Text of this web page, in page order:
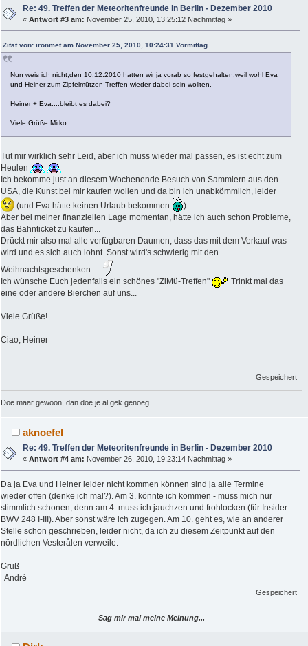
Re: 49. Treffen der Meteoritenfreunde in Berlin - Dezember 2010
«Antwort #3 am: November 25, 2010, 13:25:12 Nachmittag »
Zitat von: ironmet am November 25, 2010, 10:24:31 Vormittag
Nun weis ich nicht,den 10.12.2010 hatten wir ja vorab so festgehalten,weil wohl Eva
und Heiner zum Zipfelmützen-Treffen wieder dabei sein wollten.
Heiner + Eva....bleibt es dabei?
Viele Grüße Mirko
Tut mir wirklich sehr Leid, aber ich muss wieder mal passen, es ist echt zum
Heulen
Ich bekomme just an diesem Wochenende Besuch von Sammlern aus den
USA, die Kunst bei mir kaufen wollen und da bin ich unabkömmlich, leider
(und Eva hätte keinen Urlaub bekommen
)
Aber bei meiner finanziellen Lage momentan, hätte ich auch schon Probleme,
das Bahnticket zu kaufen...
Drückt mir also mal alle verfügbaren Daumen, dass das mit dem Verkauf was
wird und es sich auch lohnt. Sonst wird's schwierig mit den
Weihnachtsgeschenken
Ich wünsche Euch jedenfalls ein schönes "ZiMü-Treffen"
Trinkt mal das
eine oder andere Bierchen auf uns...
Viele Grüße!
Ciao, Heiner
Gespeichert
Doe maar gewoon, dan doe je al gek genoeg
aknoefel
Re: 49. Treffen der Meteoritenfreunde in Berlin - Dezember 2010
«Antwort #4 am: November 26, 2010, 19:23:14 Nachmittag »
Da ja Eva und Heiner leider nicht kommen können sind ja alle Termine
wieder offen (denke ich mal?). Am 3. könnte ich kommen - muss mich nur
stimmlich schonen, denn am 4. muss ich jauchzen und frohlocken (für Insider:
BWV 248 I-III). Aber sonst wäre ich zugegen. Am 10. geht es, wie an anderer
Stelle schon geschrieben, leider nicht, da ich zu diesem Zeitpunkt auf den
nördlichen Vesterålen verweile.
Gruß
André
Gespeichert
Sag mir mal meine Meinung...